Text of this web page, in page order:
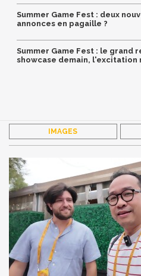
Summer Game Fest : deux
annonces en pagaille ?
Summer Game Fest : le grand
showcase demain, l'excitation
IMAGES